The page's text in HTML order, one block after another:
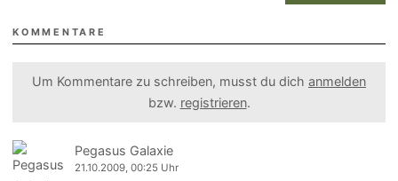
KOMMENTARE
Um Kommentare zu schreiben, musst du dich anmelden
bzw. registrieren.
Pegasus Galaxie
21.10.2009, 00:25 Uhr